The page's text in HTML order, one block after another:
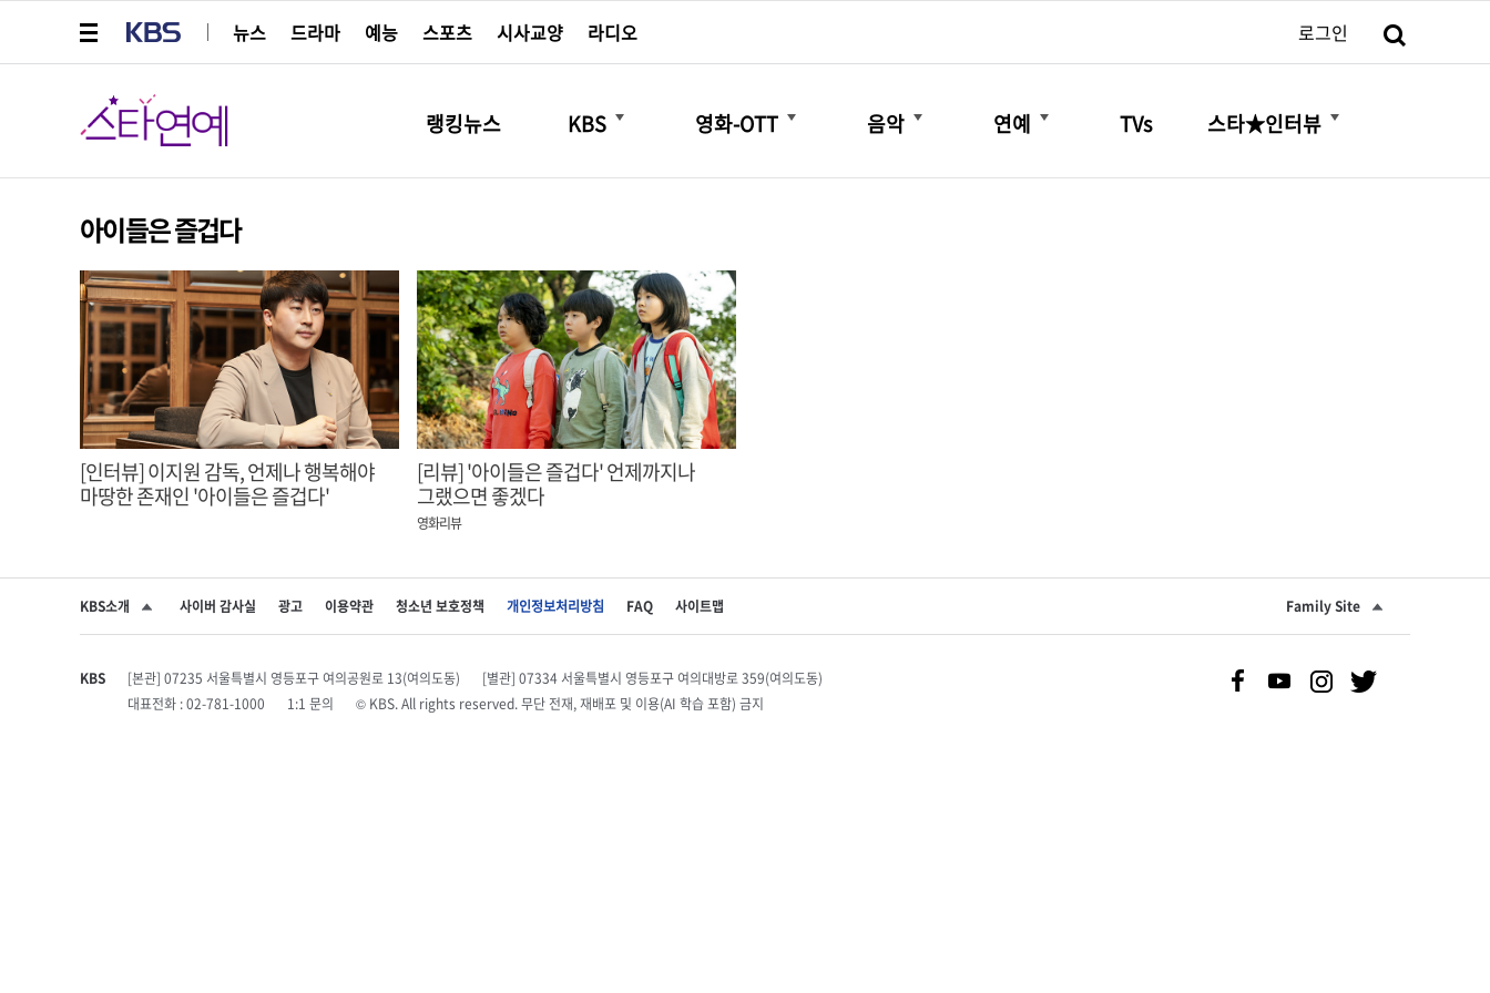
뉴스
드라마 예능 스포츠 시사교양 라디오 로그인
스타연예
랭킹뉴스 KBS
더보기
영화-OTT
더보기
음악
더보기
연예
더보기
TVs 스타★인터뷰
더보기
아이들은 즐겁다
[인터뷰] 이지원 감독, 언제나 행복해야
마땅한 존재인 '아이들은 즐겁다'
[리뷰] '아이들은 즐겁다' 언제까지나
그랬으면 좋겠다
영화리뷰
KBS소개 사이버 감사실 광고 이용약관 청소년 보호정책 개인정보처리방침 FAQ 사이트맵 Family Site
KBS [본관] 07235 서울특별시 영등포구 여의공원로 13(여의도동)
[별관] 07334 서울특별시 영등포구 여의대방로 359(여의도동)
대표전화 : 02-781-1000
1:1 문의 © KBS. All rights reserved. 무단 전재, 재배포 및 이용(AI 학습 포함) 금지
SNS 공유하기